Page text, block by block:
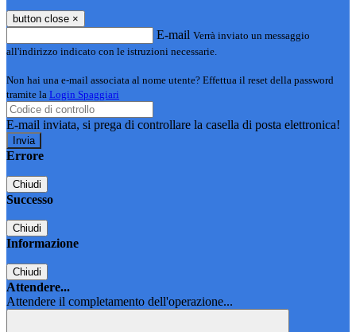
button close ×
E-mail Verrà inviato un messaggio
all'indirizzo indicato con le istruzioni necessarie.
Non hai una e-mail associata al nome utente? Effettua il reset della password
tramite la Login Spaggiari
E-mail inviata, si prega di controllare la casella di posta elettronica!
Errore
Chiudi
Successo
Chiudi
Informazione
Chiudi
Attendere...
Attendere il completamento dell'operazione...